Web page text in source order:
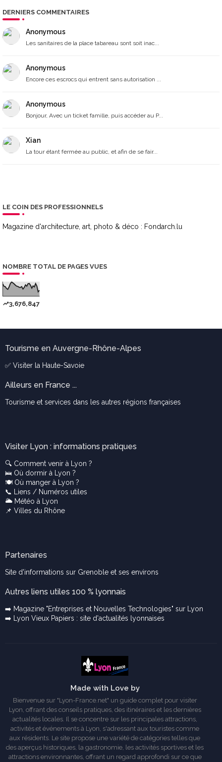
DERNIERS COMMENTAIRES
Anonymous
Les sanitaires de la place tabareau sont soit inac...
Anonymous
Encore ces escrocs qui entrent sans autorisation ...
Anonymous
Bonjour, Avec un ticket famille, puis accéder au P...
Xian
La tour étant fermée au public, et afin de se fair...
LE COIN DES PROFESSIONNELS
Magazine d'architecture, art, photo & déco : Fondarch.lu
NOMBRE TOTAL DE PAGES VUES
3,676,847
Tourisme en Auvergne-Rhône-Alpes
✅ Visiter la Haute-Savoie
Ailleurs en France ...
Tourisme et services dans les autres régions françaises
Visiter Lyon : informations pratiques
🔍 Comment venir à Lyon ?
🛌 Où dormir à Lyon ?
🍽️ Où manger à Lyon ?
📞 Liens / Numéros utiles
🌥️ Météo à Lyon
📌 Villes du Rhône
Partenaires
Site d'informations sur Grenoble et ses environs
Autres liens utiles 100 % lyonnais
➡️ Magazine "Entreprises et Nouvelles Technologies" sur Lyon
➡️ Lyon Vieux Papiers : site d'actualités lyonnaises
Made with Love by
Bienvenue sur "Lyon-France.net" un guide complet pour visiter
Lyon, offrant des conseils pratiques, des itinéraires et les dernières
actualités locales. Il se concentre sur les principales attractions,
activités et événements à Lyon, s'adressant aux touristes comme
aux résidents. Le site propose une variété de catégories telles que
des aperçus historiques, la gastronomie, les activités sportives et les
attractions environnantes, offrant un regard approfondi sur ce que